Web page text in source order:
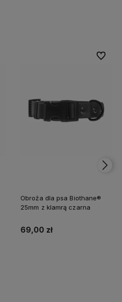
Obroża dla psa Biothane®
25mm z klamrą czarna
69,00 zł
Do